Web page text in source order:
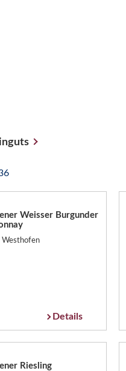
Weisser Burgunder
Westhofen
Details
Riesling